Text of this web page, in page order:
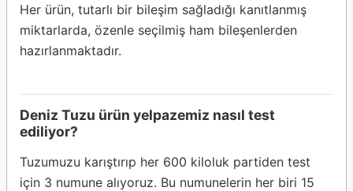
Her ürün, tutarlı bir bileşim sağladığı kanıtlanmış
miktarlarda, özenle seçilmiş ham bileşenlerden
hazırlanmaktadır.
Deniz Tuzu ürün yelpazemiz nasıl test
ediliyor?
Tuzumuzu karıştırıp her 600 kiloluk partiden test
için 3 numune alıyoruz. Bu numunelerin her biri 15